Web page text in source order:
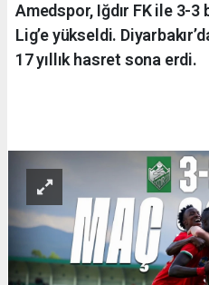
Amedspor, Iğdır FK ile 3-
Lig’e yükseldi.
17 yıllık hasret sona erdi.